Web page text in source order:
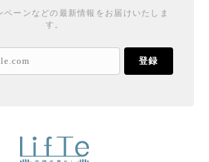
ペーンなどの最新情報をお届けいたしま
す。
登録